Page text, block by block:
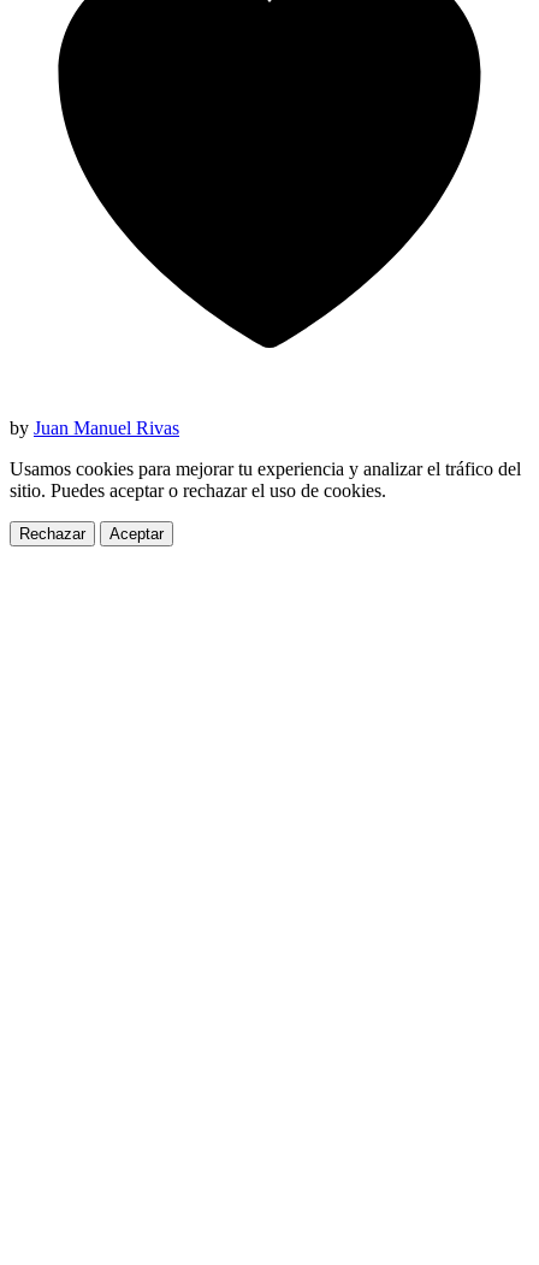
by Juan Manuel Rivas
Usamos cookies para mejorar tu experiencia y analizar el tráfico del
sitio. Puedes aceptar o rechazar el uso de cookies.
Rechazar Aceptar